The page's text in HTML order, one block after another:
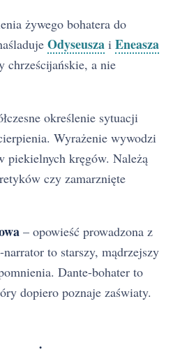
żywego bohatera do
Odyseusza i Eneasza
chrześcijańskie, a nie
określenie sytuacji
Wyrażenie wywodzi
piekielnych kręgów. Należą
czy zamarznięte
– opowieść prowadzona z
to starszy, mądrzejszy
Dante-bohater to
dopiero poznaje zaświaty.